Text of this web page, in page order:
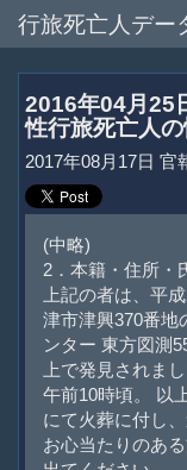
行旅死亡人デー
2016年04月25
性行旅死亡人
2017年08月17日 官
(中略)
2．本籍・住所・
上記の者は、平
津市津興370番地
ンター 東方図測
上で発見されま
午前10時頃。 以
にて火葬に付し
お心当たりのあ